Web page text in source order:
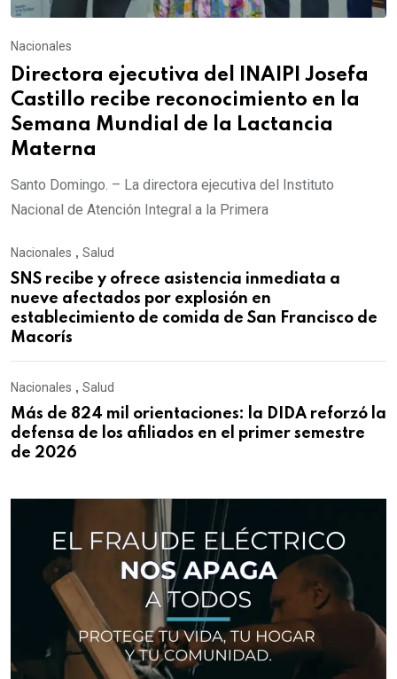
Nacionales
Directora ejecutiva del INAIPI Josefa
Castillo recibe reconocimiento en la
Semana Mundial de la Lactancia
Materna
Santo Domingo. – La directora ejecutiva del Instituto
Nacional de Atención Integral a la Primera
Nacionales , Salud
SNS recibe y ofrece asistencia inmediata a
nueve afectados por explosión en
establecimiento de comida de San Francisco de
Macorís
Nacionales , Salud
Más de 824 mil orientaciones: la DIDA reforzó la
defensa de los afiliados en el primer semestre
de 2026